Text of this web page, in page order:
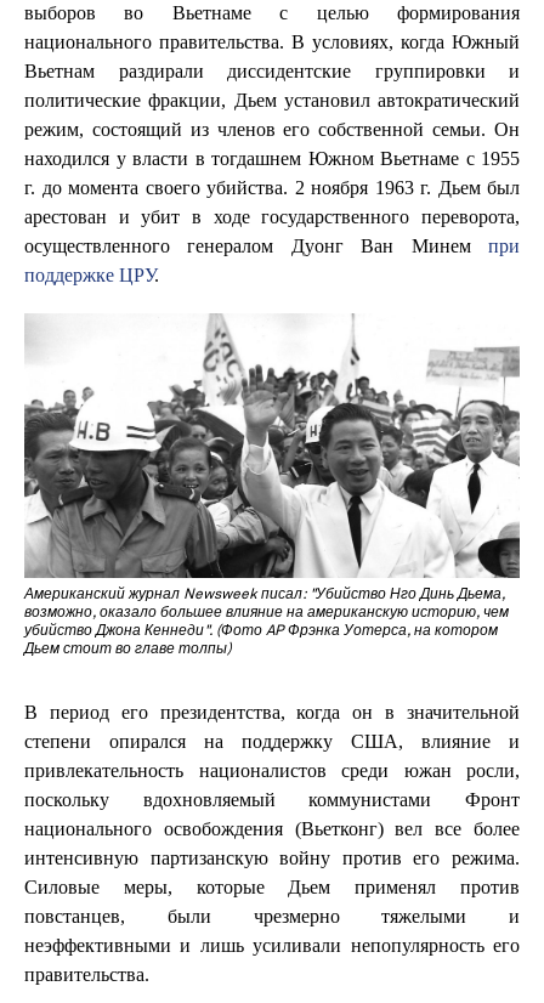
выборов во Вьетнаме с целью формирования
национального правительства. В условиях, когда Южный
Вьетнам раздирали диссидентские группировки и
политические фракции, Дьем установил автократический
режим, состоящий из членов его собственной семьи. Он
находился у власти в тогдашнем Южном Вьетнаме с 1955
г. до момента своего убийства. 2 ноября 1963 г. Дьем был
арестован и убит в ходе государственного переворота,
осуществленного генералом Дуонг Ван Минем при
поддержке ЦРУ.
Американский журнал Newsweek писал: "Убийство Нго Динь Дьема,
возможно, оказало большее влияние на американскую историю, чем
убийство Джона Кеннеди". (Фото AP Фрэнка Уотерса, на котором
Дьем стоит во главе толпы)
В период его президентства, когда он в значительной
степени опирался на поддержку США, влияние и
привлекательность националистов среди южан росли,
поскольку вдохновляемый коммунистами Фронт
национального освобождения (Вьетконг) вел все более
интенсивную партизанскую войну против его режима.
Силовые меры, которые Дьем применял против
повстанцев, были чрезмерно тяжелыми и
неэффективными и лишь усиливали непопулярность его
правительства.